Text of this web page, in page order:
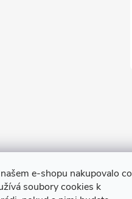
e-shopu nakupovalo co
soubory cookies k